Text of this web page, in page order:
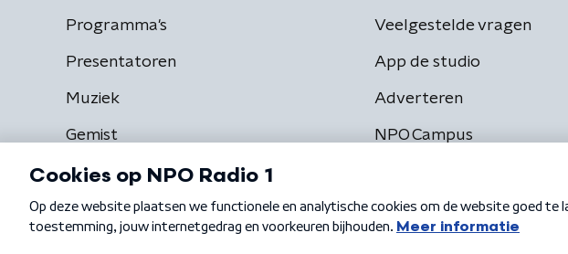
Programma's
Presentatoren
Muziek
Gemist
Veelgestelde vragen
App de studio
Adverteren
NPO Campus
Algemene voorwaarden Privacybeleid